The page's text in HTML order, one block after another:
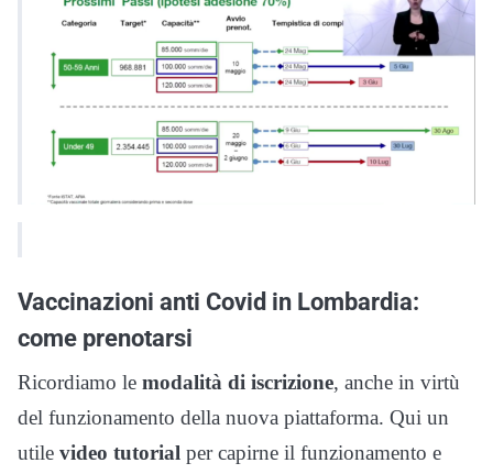
Vaccinazioni anti Covid in Lombardia:
come prenotarsi
Ricordiamo le modalità di iscrizione, anche in virtù
del funzionamento della nuova piattaforma. Qui un
utile video tutorial per capirne il funzionamento e